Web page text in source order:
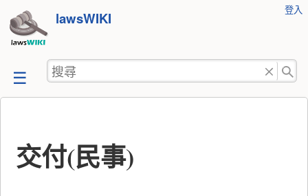
跳
至
容
lawsWIKI
工
登入
搜
尋
交付(民事)